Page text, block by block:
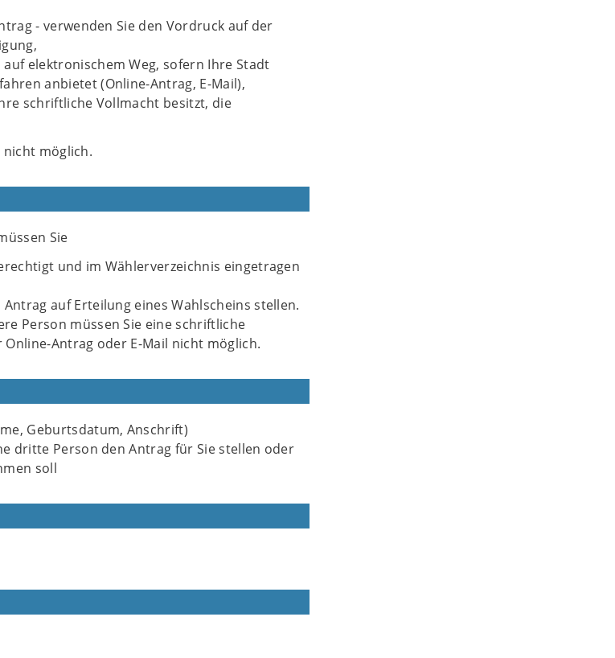
- verwenden Sie den Vordruck auf der
elektronischem Weg, sofern Ihre Stadt
anbietet (Online-Antrag, E-Mail),
schriftliche Vollmacht besitzt, die
möglich.
Sie
und im Wählerverzeichnis eingetragen
auf Erteilung eines Wahlscheins stellen.
Person müssen Sie eine schriftliche
Antrag oder E-Mail nicht möglich.
Geburtsdatum, Anschrift)
dritte Person den Antrag für Sie stellen oder
soll